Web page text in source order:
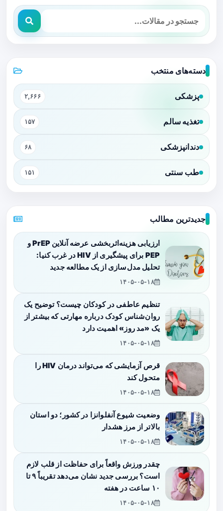
دسته‌های منتخب
پزشکی ۲,۶۶۶
تغذیه سالم ۱۵۷
دندانپزشکی ۶۸
طب سنتی ۱۵۱
جدیدترین مطالب
ارزیابی هزینه‌اثربخشی عرضه آنلاین PrEP و
PEP برای پیشگیری از HIV در غرب کنیا:
تحلیل مدل‌سازی از یک مطالعه جدید
۱۴۰۵-۰۵-۱۸
تنظیم عاطفی در کودکان چیست؟ توضیح یک
روان‌شناس کودک درباره مهارتی که بیشتر از
یک «مد روز» اهمیت دارد
۱۴۰۵-۰۵-۱۸
قرص آزمایشی که می‌تواند درمان HIV را
متحول کند
۱۴۰۵-۰۵-۱۸
وضعیت شیوع آنفلوانزا در کشور؛ دو استان
بالاتر از مرز هشدار
۱۴۰۵-۰۵-۱۸
چقدر ورزش واقعاً برای حفاظت از قلب لازم
است؟ بررسی جدید نشان می‌دهد تقریباً ۹ تا
۱۰ ساعت در هفته
۱۴۰۵-۰۵-۱۸